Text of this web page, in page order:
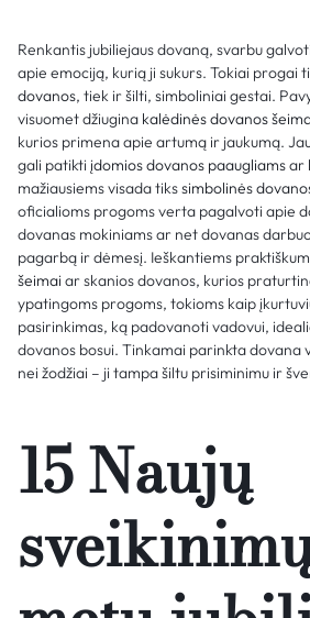
Renkantis jubiliejaus dovaną, svarbu
apie emociją, kurią ji sukurs. Tokiai progai
dovanos, tiek ir šilti, simboliniai gestai.
visuomet džiugina kalėdinės dovanos
kurios primena apie artumą ir jaukumą.
gali patikti įdomios dovanos paaugliamsar
mažiausiems visada tikssimbolinės
oficialioms progoms verta pagalvoti apie
dovanas mokiniams ar net dovanas
pagarbą ir dėmesį. Ieškantiems
šeimai ar skanios dovanos, kurios
ypatingoms progoms, tokioms kaip
pasirinkimas, ką padovanoti vadovui,
dovanos bosui. Tinkamai parinkta dovana
nei žodžiai – ji tampa šiltu prisiminimu ir
15 Naujų